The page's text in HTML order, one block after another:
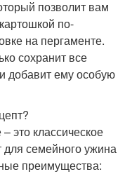
позволит вам
по-
на пергаменте.
сохранит все
добавит ему особую
это классическое
для семейного ужина
преимущества: